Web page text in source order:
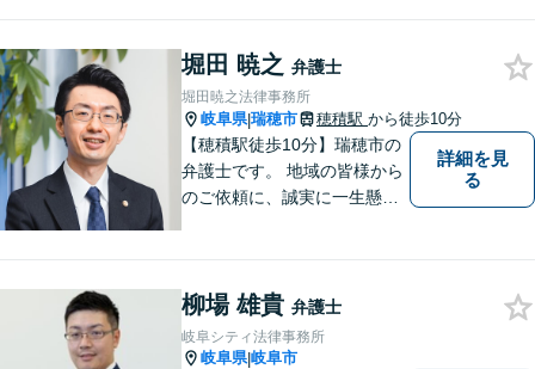
決への第一歩です。小さな問
題から大きな問題まで、お気
軽にご相談ください。
堀田 暁之 弁護士
堀田暁之法律事務所
岐阜県|瑞穂市 穂積駅 から徒歩10分
【穂積駅徒歩10分】瑞穂市の
弁護士です。 地域の皆様から
のご依頼に、誠実に一生懸命
はじめとする民事事件に対応
してきました。お気軽にお電
話ください【駐車場完備】
詳細を見
る
柳場 雄貴 弁護士
岐阜シティ法律事務所
岐阜県|岐阜市